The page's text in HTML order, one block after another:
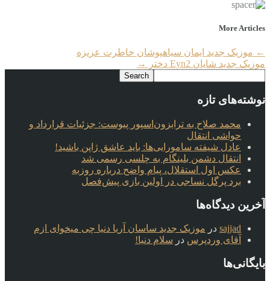
More Articles
← موزیک جدید ایمان سیاهپوشان خاطرت عزیزه
موزیک جدید شایان Eyn2 دختر
→
نوشته‌های تازه
محمد صلاح به ترابزون‌اسپور پیوست: جزئیات قرارداد و
حواشی انتقال
عادل شیفته سامورایی‌ها: باید عاشق ژاپن باشید!
انتقال دشمن بلینگام به چلسی رسمی شد
عکس اول استقلال، پیام واضح درباره روزبه
برد پرگل نساجی در اولین بازی پیش‌فصل
آخرین دیدگاه‌ها
sajjad در موزیک جدید ساسان آریا دنیا چی میخوای ازم
آقای وردپرس در سلام دنیا!
بایگانی‌ها